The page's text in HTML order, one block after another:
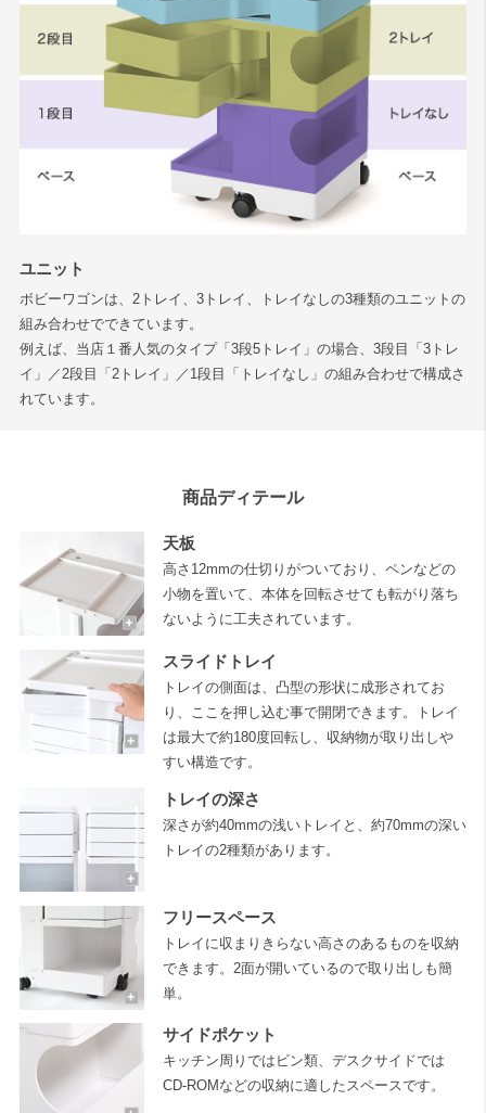
ユニット
ボビーワゴンは、2トレイ、3トレイ、トレイなしの3種類のユニットの
組み合わせでできています。
例えば、当店１番人気のタイプ「3段5トレイ」の場合、3段目「3トレ
イ」／2段目「2トレイ」／1段目「トレイなし」の組み合わせで構成さ
れています。
商品ディテール
天板
高さ12mmの仕切りがついており、ペンなどの
小物を置いて、本体を回転させても転がり落ち
ないように工夫されています。
スライドトレイ
トレイの側面は、凸型の形状に成形されてお
り、ここを押し込む事で開閉できます。トレイ
は最大で約180度回転し、収納物が取り出しや
すい構造です。
トレイの深さ
深さが約40mmの浅いトレイと、約70mmの深い
トレイの2種類があります。
フリースペース
トレイに収まりきらない高さのあるものを収納
できます。2面が開いているので取り出しも簡
単。
サイドポケット
キッチン周りではビン類、デスクサイドでは
CD-ROMなどの収納に適したスペースです。